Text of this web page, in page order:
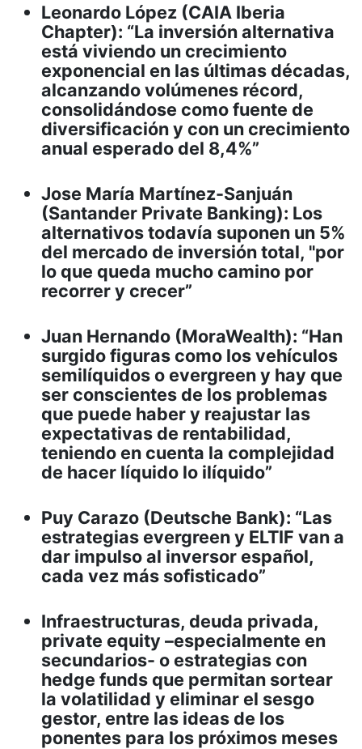
Leonardo López (CAIA Iberia
Chapter): “La inversión alternativa
está viviendo un crecimiento
exponencial en las últimas décadas,
alcanzando volúmenes récord,
consolidándose como fuente de
diversificación y con un crecimiento
anual esperado del 8,4%”
Jose María Martínez-Sanjuán
(Santander Private Banking): Los
alternativos todavía suponen un 5%
del mercado de inversión total, "por
lo que queda mucho camino por
recorrer y crecer”
Juan Hernando (MoraWealth): “Han
surgido figuras como los vehículos
semilíquidos o evergreen y hay que
ser conscientes de los problemas
que puede haber y reajustar las
expectativas de rentabilidad,
teniendo en cuenta la complejidad
de hacer líquido lo ilíquido”
Puy Carazo (Deutsche Bank): “Las
estrategias evergreen y ELTIF van a
dar impulso al inversor español,
cada vez más sofisticado”
Infraestructuras, deuda privada,
private equity –especialmente en
secundarios- o estrategias con
hedge funds que permitan sortear
la volatilidad y eliminar el sesgo
gestor, entre las ideas de los
ponentes para los próximos meses